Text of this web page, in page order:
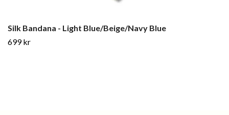
Silk Bandana - Light Blue/Beige/Navy Blue
699 kr